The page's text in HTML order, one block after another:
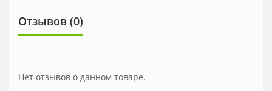
Отзывов (0)
Нет отзывов о данном товаре.